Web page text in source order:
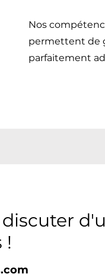
Nos
permettent de
parfaitement
!